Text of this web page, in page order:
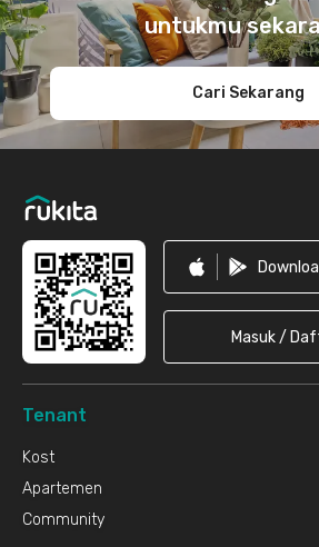
untukmu
Cari Sekarang
Masuk /
Tenant
Kost
Apartemen
Community